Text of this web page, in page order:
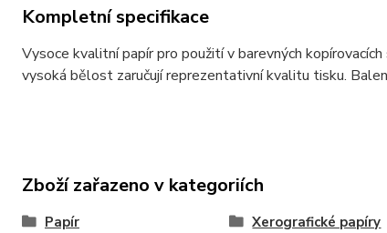
Kompletní specifikace
Vysoce kvalitní papír pro použití v barevných
vysoká bělost zaručují reprezentativní kvalitu tisku.
Zboží zařazeno v kategoriích
Papír Xerografické papíry